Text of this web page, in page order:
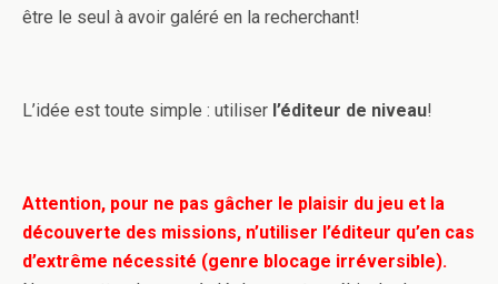
être le seul à avoir galéré en la recherchant!
L’idée est toute simple : utiliser l’éditeur de niveau!
Attention, pour ne pas gâcher le plaisir du jeu et la
découverte des missions, n’utiliser l’éditeur qu’en cas
d’extrême nécessité (genre blocage irréversible).